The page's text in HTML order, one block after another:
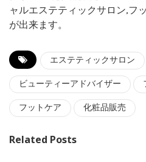
ャルエステティックサロン,フ
が出来ます。
エステティックサロン
ビューティーアドバイザー
フットケア 化粧品販売
Related Posts